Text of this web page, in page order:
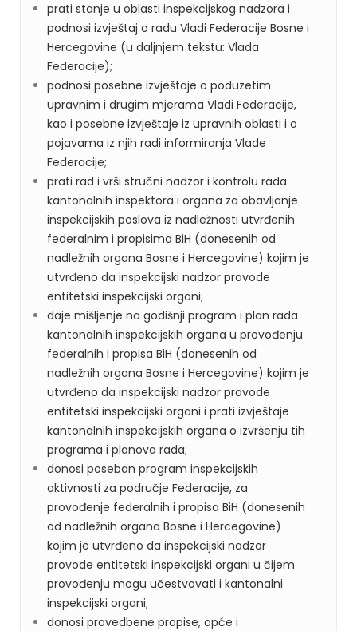
prati stanje u oblasti inspekcijskog nadzora i
podnosi izvještaj o radu Vladi Federacije Bosne i
Hercegovine (u daljnjem tekstu: Vlada
Federacije);
podnosi posebne izvještaje o poduzetim
upravnim i drugim mjerama Vladi Federacije,
kao i posebne izvještaje iz upravnih oblasti i o
pojavama iz njih radi informiranja Vlade
Federacije;
prati rad i vrši stručni nadzor i kontrolu rada
kantonalnih inspektora i organa za obavljanje
inspekcijskih poslova iz nadležnosti utvrđenih
federalnim i propisima BiH (donesenih od
nadležnih organa Bosne i Hercegovine) kojim je
utvrđeno da inspekcijski nadzor provode
entitetski inspekcijski organi;
daje mišljenje na godišnji program i plan rada
kantonalnih inspekcijskih organa u provođenju
federalnih i propisa BiH (donesenih od
nadležnih organa Bosne i Hercegovine) kojim je
utvrđeno da inspekcijski nadzor provode
entitetski inspekcijski organi i prati izvještaje
kantonalnih inspekcijskih organa o izvršenju tih
programa i planova rada;
donosi poseban program inspekcijskih
aktivnosti za područje Federacije, za
provođenje federalnih i propisa BiH (donesenih
od nadležnih organa Bosne i Hercegovine)
kojim je utvrđeno da inspekcijski nadzor
provode entitetski inspekcijski organi u čijem
provođenju mogu učestvovati i kantonalni
inspekcijski organi;
donosi provedbene propise, opće i